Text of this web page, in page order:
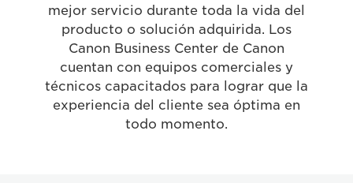
mejor servicio durante toda la vida del
producto o solución adquirida. Los
Canon Business Center de Canon
cuentan con equipos comerciales y
técnicos capacitados para lograr que la
experiencia del cliente sea óptima en
todo momento.